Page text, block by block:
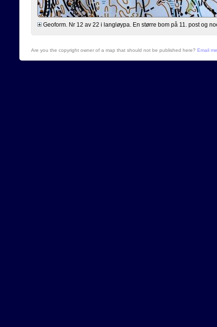
Geoform. Nr 12 av 22 i langløypa. En større bom på 11. post og
Are you the copyright owner of a map that should not be published here? Email me